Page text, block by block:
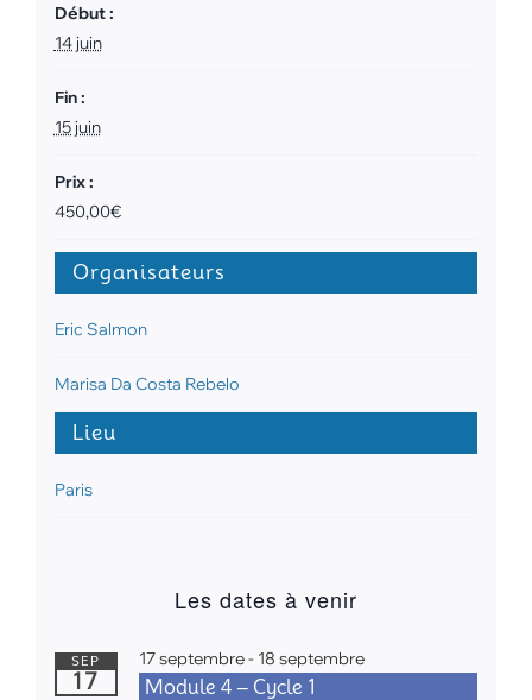
Début :
14 juin
Fin :
15 juin
Prix :
450,00€
Lieu
Paris
Organisateurs
Eric Salmon
Marisa Da Costa Rebelo
Les dates à venir
SEP
17
17 septembre- 18 septembre
Module 4 – Cycle 1